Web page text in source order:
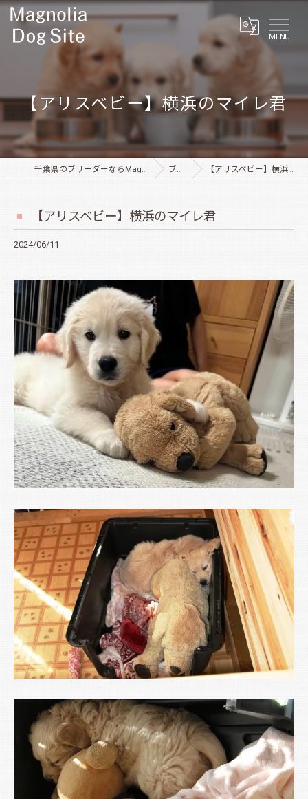
MENU
【アリスベビー】横浜のマイレ君
千葉県のブリーダーならMagnolia Dog Site ブログ 【アリスベビー】横浜のマイレ君
【アリスベビー】横浜のマイレ君
2024/06/11